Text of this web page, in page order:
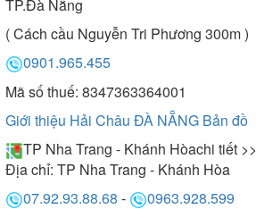
TP.Đà Nẵng
( Cách cầu Nguyễn Tri Phương 300m )
0901.965.455
Mã số thuế: 8347363364001
Giới thiệu Hải Châu ĐÀ NẴNG Bản đồ
TP Nha Trang - Khánh Hòachi tiết >>
Địa chỉ: TP Nha Trang - Khánh Hòa
07.92.93.88.68 -
0963.928.599